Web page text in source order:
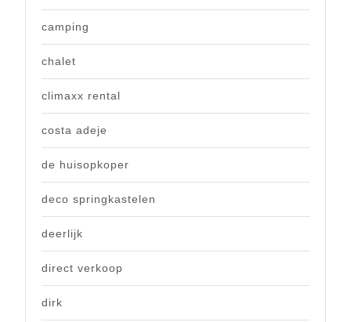
camping
chalet
climaxx rental
costa adeje
de huisopkoper
deco springkastelen
deerlijk
direct verkoop
dirk